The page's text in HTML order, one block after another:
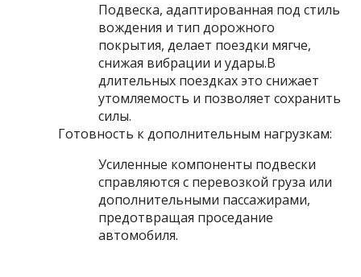
Подвеска, адаптированная под стиль
вождения и тип дорожного
покрытия, делает поездки мягче,
снижая вибрации и удары.В
длительных поездках это снижает
утомляемость и позволяет сохранить
силы.
Готовность к дополнительным нагрузкам:
Усиленные компоненты подвески
справляются с перевозкой груза или
дополнительными пассажирами,
предотвращая проседание
автомобиля.